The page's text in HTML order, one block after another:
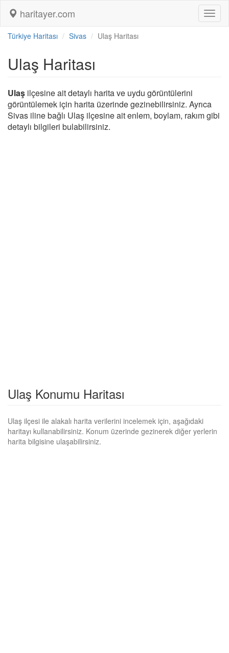
haritayer.com
Türkiye Haritası Sivas Ulaş Haritası
Ulaş Haritası
Ulaş ilçesine ait detaylı harita ve uydu görüntülerini
görüntülemek için harita üzerinde gezinebilirsiniz. Ayrıca
Sivas iline bağlı Ulaş ilçesine ait enlem, boylam, rakım gibi
detaylı bilgileri bulabilirsiniz.
Ulaş Konumu Haritası
Ulaş ilçesi ile alakalı harita verilerini incelemek için, aşağıdaki
haritayı kullanabilirsiniz. Konum üzerinde gezinerek diğer yerlerin
harita bilgisine ulaşabilirsiniz.